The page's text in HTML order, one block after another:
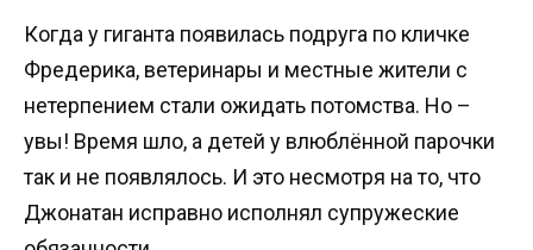
Когда у гиганта появилась подруга по кличке
Фредерика, ветеринары и местные жители с
нетерпением стали ожидать потомства. Но –
увы! Время шло, а детей у влюблённой парочки
так и не появлялось. И это несмотря на то, что
Джонатан исправно исполнял супружеские